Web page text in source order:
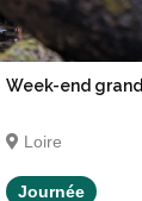
Week-end
Loire
Journée